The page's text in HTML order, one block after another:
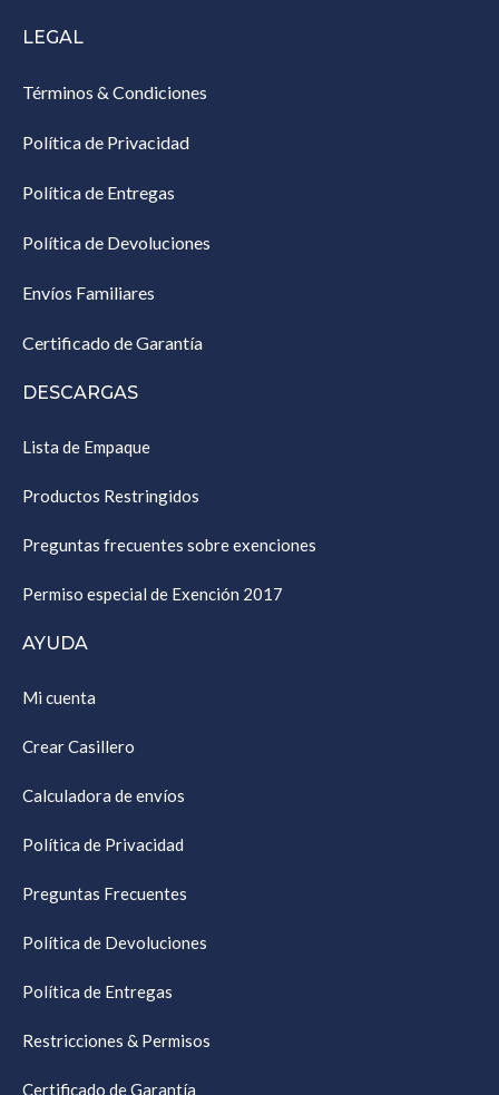
LEGAL
Términos & Condiciones
Política de Privacidad
Política de Entregas
Política de Devoluciones
Envíos Familiares
Certificado de Garantía
DESCARGAS
Lista de Empaque
Productos Restringidos
Preguntas frecuentes sobre exenciones
Permiso especial de Exención 2017
AYUDA
Mi cuenta
Crear Casillero
Calculadora de envíos
Política de Privacidad
Preguntas Frecuentes
Política de Devoluciones
Política de Entregas
Restricciones & Permisos
Certificado de Garantía